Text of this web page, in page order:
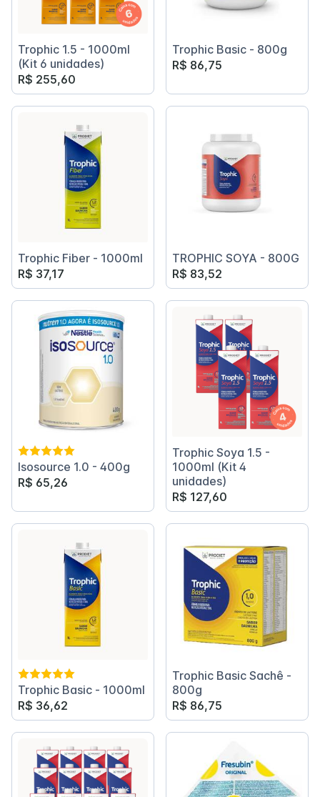
Trophic 1.5 - 1000ml
(Kit 6 unidades)
R$ 255,60
Trophic Basic - 800g
R$ 86,75
Trophic Fiber - 1000ml
R$ 37,17
TROPHIC SOYA - 800G
R$ 83,52
Isosource 1.0 - 400g
R$ 65,26
Trophic Soya 1.5 -
1000ml (Kit 4
unidades)
R$ 127,60
Trophic Basic - 1000ml
R$ 36,62
Trophic Basic Sachê -
800g
R$ 86,75